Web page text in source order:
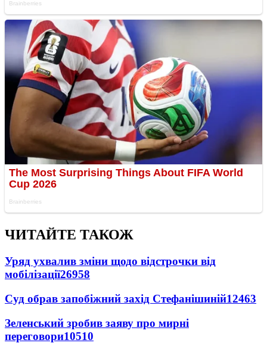
ЧИТАЙТЕ ТАКОЖ
Уряд ухвалив зміни щодо відстрочки від
мобілізації26958
Суд обрав запобіжний захід Стефанішиній12463
Зеленський зробив заяву про мирні
переговори10510